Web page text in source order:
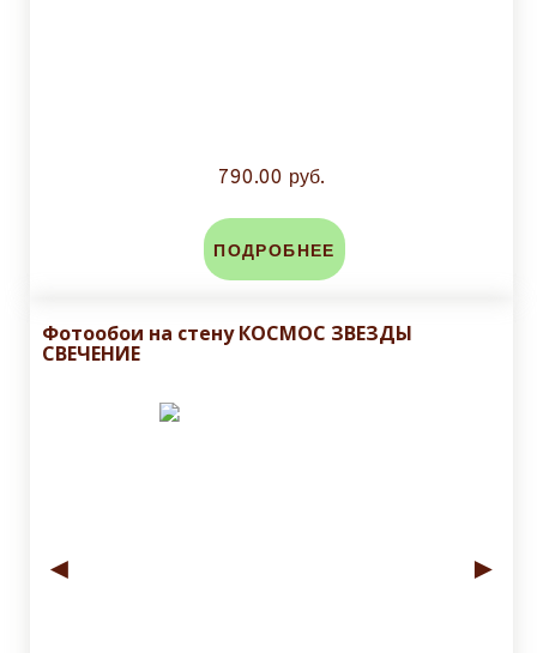
790.00 руб.
ПОДРОБНЕЕ
Фотообои на стену КОСМОС ЗВЕЗДЫ
СВЕЧЕНИЕ
◄ ►